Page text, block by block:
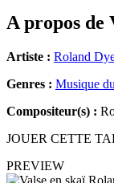
A propos de
Artiste : Roland
Genres : Musique
Compositeur(s) :
JOUER CETTE
PREVIEW